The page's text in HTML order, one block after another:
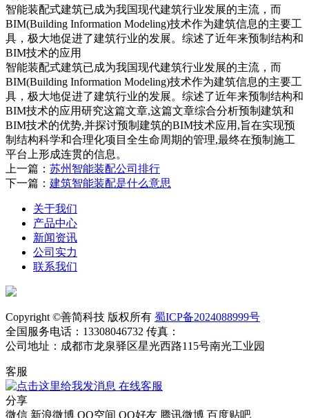
智能装配式建筑已成为我国现代建筑行业发展的主流，而
BIM(Building Information Modeling)技术作为建筑信息的主要工
具，极大地促进了建筑行业的发展。综述了近年来预制结构和
BIM技术的应用
智能装配式建筑已成为我国现代建筑行业发展的主流，而
BIM(Building Information Modeling)技术作为建筑信息的主要工
具，极大地促进了建筑行业的发展。综述了近年来预制结构和
BIM技术的应用研究这篇文章,这篇文章综合分析预制建筑和
BIM技术的优势,并探讨预制建筑的BIM技术应用,旨在实现预
制结构科学和合理化项目全生命周期的管理,最终在预制施工
平台上形成连贯的信息。
上一篇： 苏州智能装配公司排行
下一篇： 建筑智能装配是什么意思
关于我们
产品中心
新闻资讯
公司实力
联系我们
Copyright ©善简科技 版权所有 蜀ICP备2024088999号
全国服务电话：13308046732 传真：
公司地址：成都市龙泉驿区星光西路115号南光工业园
客服
在线客服
分享
微信 新浪微博 QQ空间 QQ好友 腾讯微博 百度贴吧